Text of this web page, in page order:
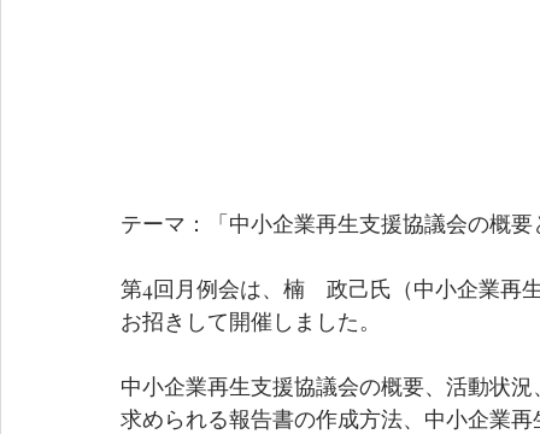
テーマ：「中小企業再生支援協議会の概
第4回月例会は、楠　政己氏（中小企業再
お招きして開催しました。
中小企業再生支援協議会の概要、活動状
求められる報告書の作成方法、中小企業